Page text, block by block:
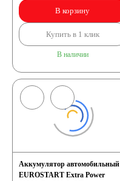
В корзину
Купить в 1 клик
В наличии
Аккумулятор автомобильный
EUROSTART Extra Power